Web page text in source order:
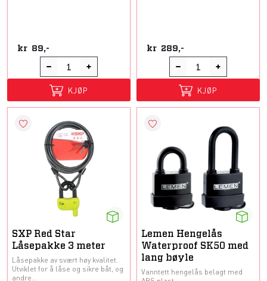
kr 89,-
KJØP
kr 289,-
KJØP
SXP Red Star
Låsepakke 3 meter
Låsepakke av svært høy kvalitet.
Utviklet for å låse og sikre båt, og
andre...
Lemen Hengelås
Waterproof SK50 med
lang bøyle
Vanntett hengelås belagt med